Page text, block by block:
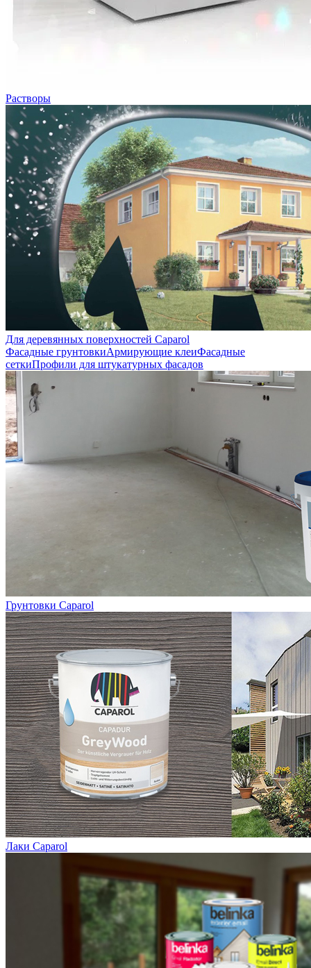
Растворы
Для деревянных поверхностей Caparol
Фасадные грунтовкиАрмирующие клеиФасадные
сеткиПрофили для штукатурных фасадов
Грунтовки Caparol
Лаки Caparol